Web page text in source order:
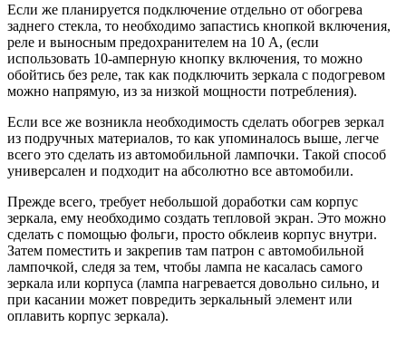
Если же планируется подключение отдельно от обогрева
заднего стекла, то необходимо запастись кнопкой включения,
реле и выносным предохранителем на 10 А, (если
использовать 10-амперную кнопку включения, то можно
обойтись без реле, так как подключить зеркала с подогревом
можно напрямую, из за низкой мощности потребления).
Если все же возникла необходимость сделать обогрев зеркал
из подручных материалов, то как упоминалось выше, легче
всего это сделать из автомобильной лампочки. Такой способ
универсален и подходит на абсолютно все автомобили.
Прежде всего, требует небольшой доработки сам корпус
зеркала, ему необходимо создать тепловой экран. Это можно
сделать с помощью фольги, просто обклеив корпус внутри.
Затем поместить и закрепив там патрон с автомобильной
лампочкой, следя за тем, чтобы лампа не касалась самого
зеркала или корпуса (лампа нагревается довольно сильно, и
при касании может повредить зеркальный элемент или
оплавить корпус зеркала).